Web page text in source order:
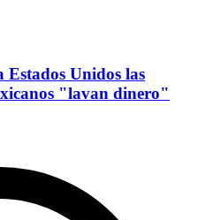
Unidos las
"lavan dinero"